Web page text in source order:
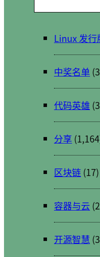
索
Linux 发行
中奖名单
代码英雄
分享
区块链(17)
容器与云
开源智慧